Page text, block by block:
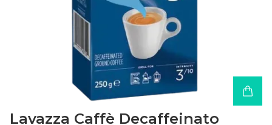
Lavazza Caffè Decaffeinato